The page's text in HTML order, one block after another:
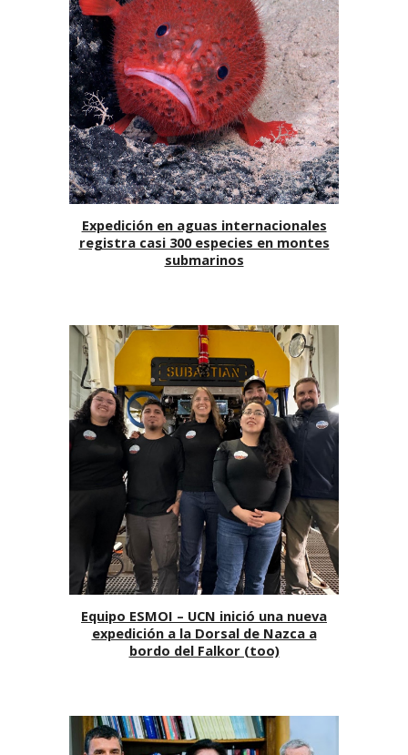
Expedición en aguas internacionales
registra casi 300 especies en montes
submarinos
Equipo ESMOI – UCN inició una nueva
expedición a la Dorsal de Nazca a
bordo del Falkor (too)